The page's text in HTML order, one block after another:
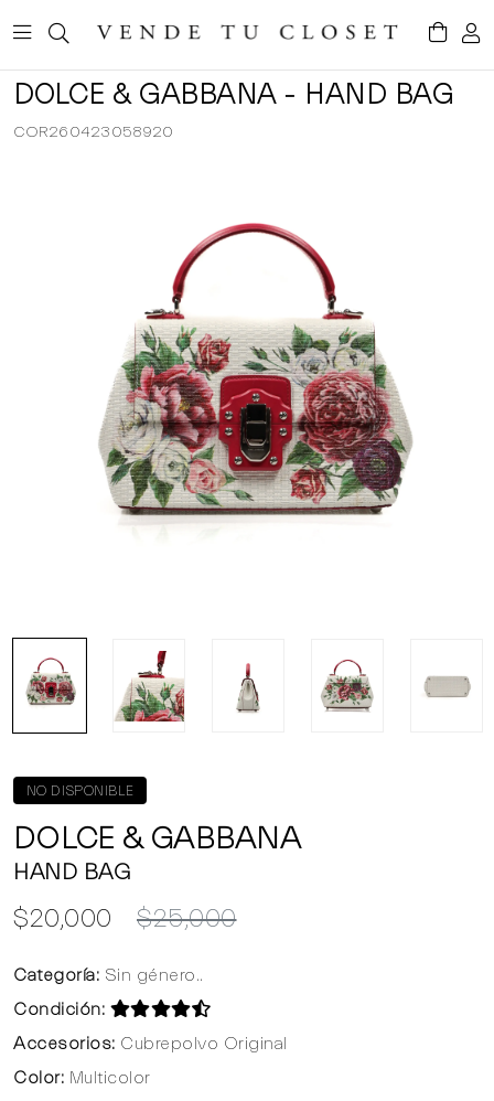
DOLCE & GABBANA - HAND BAG
COR260423058920
NO DISPONIBLE
DOLCE & GABBANA
HAND BAG
$20,000 $25,000
Categoría: Sin género..
Condición:
Accesorios: Cubrepolvo Original
Color: Multicolor